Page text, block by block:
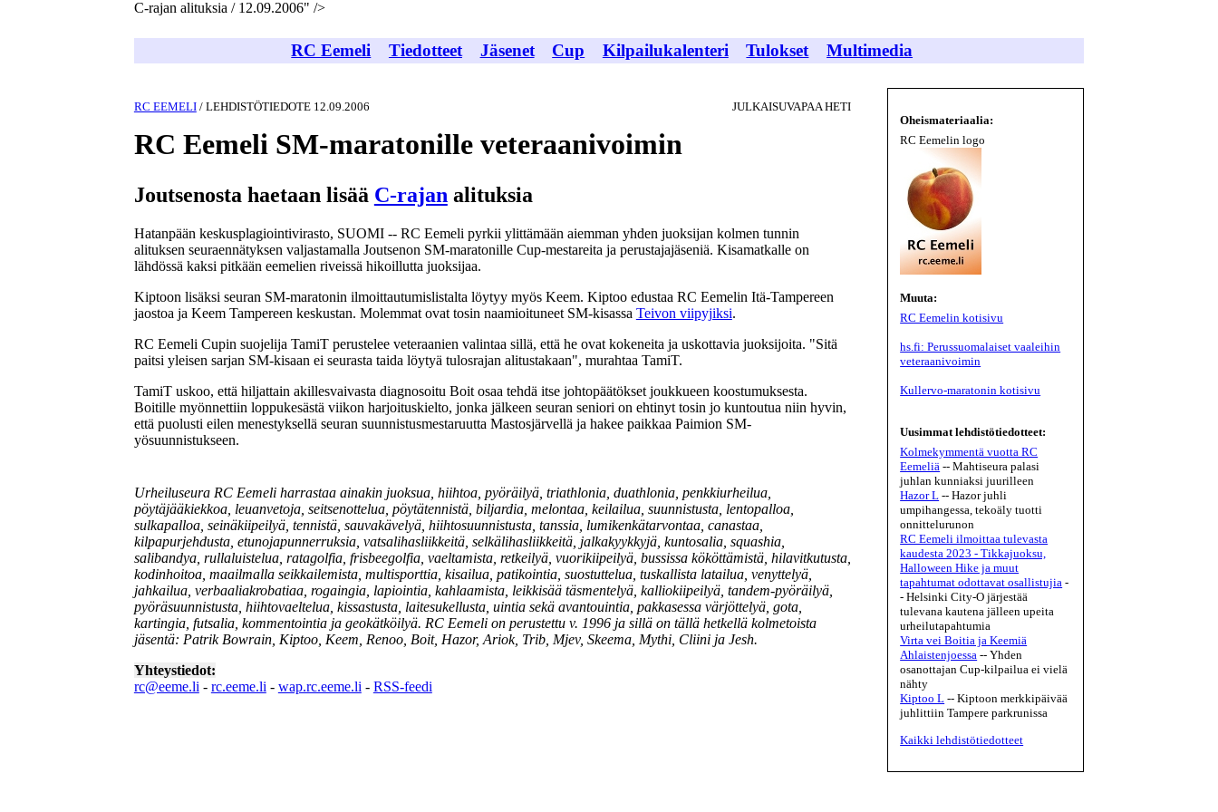
C-rajan alituksia / 12.09.2006" />
RC Eemeli Tiedotteet Jäsenet Cup Kilpailukalenteri Tulokset Multimedia
Oheismateriaalia:
RC Eemelin logo
Muuta:
RC Eemelin kotisivu
hs.fi: Perussuomalaiset vaaleihin
veteraanivoimin
Kullervo-maratonin kotisivu
Uusimmat lehdistötiedotteet:
Kolmekymmentä vuotta RC
Eemeliä -- Mahtiseura palasi
juhlan kunniaksi juurilleen
Hazor L -- Hazor juhli
umpihangessa, tekoäly tuotti
onnittelurunon
RC Eemeli ilmoittaa tulevasta
kaudesta 2023 - Tikkajuoksu,
Halloween Hike ja muut
tapahtumat odottavat osallistujia -
- Helsinki City-O järjestää
tulevana kautena jälleen upeita
urheilutapahtumia
Virta vei Boitia ja Keemiä
Ahlaistenjoessa -- Yhden
osanottajan Cup-kilpailua ei vielä
nähty
Kiptoo L -- Kiptoon merkkipäivää
juhlittiin Tampere parkrunissa
Kaikki lehdistötiedotteet
JULKAISUVAPAA HETI
RC EEMELI/ LEHDISTÖTIEDOTE 12.09.2006
RC Eemeli SM-maratonille veteraanivoimin
Joutsenosta haetaan lisää C-rajan alituksia
Hatanpään keskusplagiointivirasto, SUOMI -- RC Eemeli pyrkii ylittämään aiemman yhden juoksijan kolmen tunnin
alituksen seuraennätyksen valjastamalla Joutsenon SM-maratonille Cup-mestareita ja perustajajäseniä. Kisamatkalle on
lähdössä kaksi pitkään eemelien riveissä hikoillutta juoksijaa.
Kiptoon lisäksi seuran SM-maratonin ilmoittautumislistalta löytyy myös Keem. Kiptoo edustaa RC Eemelin Itä-Tampereen
jaostoa ja Keem Tampereen keskustan. Molemmat ovat tosin naamioituneet SM-kisassa Teivon viipyjiksi.
RC Eemeli Cupin suojelija TamiT perustelee veteraanien valintaa sillä, että he ovat kokeneita ja uskottavia juoksijoita. "Sitä
paitsi yleisen sarjan SM-kisaan ei seurasta taida löytyä tulosrajan alitustakaan", murahtaa TamiT.
TamiT uskoo, että hiljattain akillesvaivasta diagnosoitu Boit osaa tehdä itse johtopäätökset joukkueen koostumuksesta.
Boitille myönnettiin loppukesästä viikon harjoituskielto, jonka jälkeen seuran seniori on ehtinyt tosin jo kuntoutua niin hyvin,
että puolusti eilen menestyksellä seuran suunnistusmestaruutta Mastosjärvellä ja hakee paikkaa Paimion SM-
yösuunnistukseen.
Urheiluseura RC Eemeli harrastaa ainakin juoksua, hiihtoa, pyöräilyä, triathlonia, duathlonia, penkkiurheilua,
pöytäjääkiekkoa, leuanvetoja, seitsenottelua, pöytätennistä, biljardia, melontaa, keilailua, suunnistusta, lentopalloa,
sulkapalloa, seinäkiipeilyä, tennistä, sauvakävelyä, hiihtosuunnistusta, tanssia, lumikenkätarvontaa, canastaa,
kilpapurjehdusta, etunojapunnerruksia, vatsalihasliikkeitä, selkälihasliikkeitä, jalkakyykkyjä, kuntosalia, squashia,
salibandya, rullaluistelua, ratagolfia, frisbeegolfia, vaeltamista, retkeilyä, vuorikiipeilyä, bussissa kököttämistä, hilavitkutusta,
kodinhoitoa, maailmalla seikkailemista, multisporttia, kisailua, patikointia, suostuttelua, tuskallista latailua, venyttelyä,
jahkailua, verbaaliakrobatiaa, rogaingia, lapiointia, kahlaamista, leikkisää täsmentelyä, kalliokiipeilyä, tandem-pyöräilyä,
pyöräsuunnistusta, hiihtovaeltelua, kissastusta, laitesukellusta, uintia sekä avantouintia, pakkasessa värjöttelyä, gota,
kartingia, futsalia, kommentointia ja geokätköilyä. RC Eemeli on perustettu v. 1996 ja sillä on tällä hetkellä kolmetoista
jäsentä: Patrik Bowrain, Kiptoo, Keem, Renoo, Boit, Hazor, Ariok, Trib, Mjev, Skeema, Mythi, Cliini ja Jesh.
Yhteystiedot:
rc@eeme.li - rc.eeme.li - wap.rc.eeme.li - RSS-feedi